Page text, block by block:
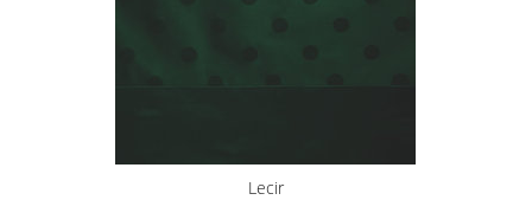
Lecir